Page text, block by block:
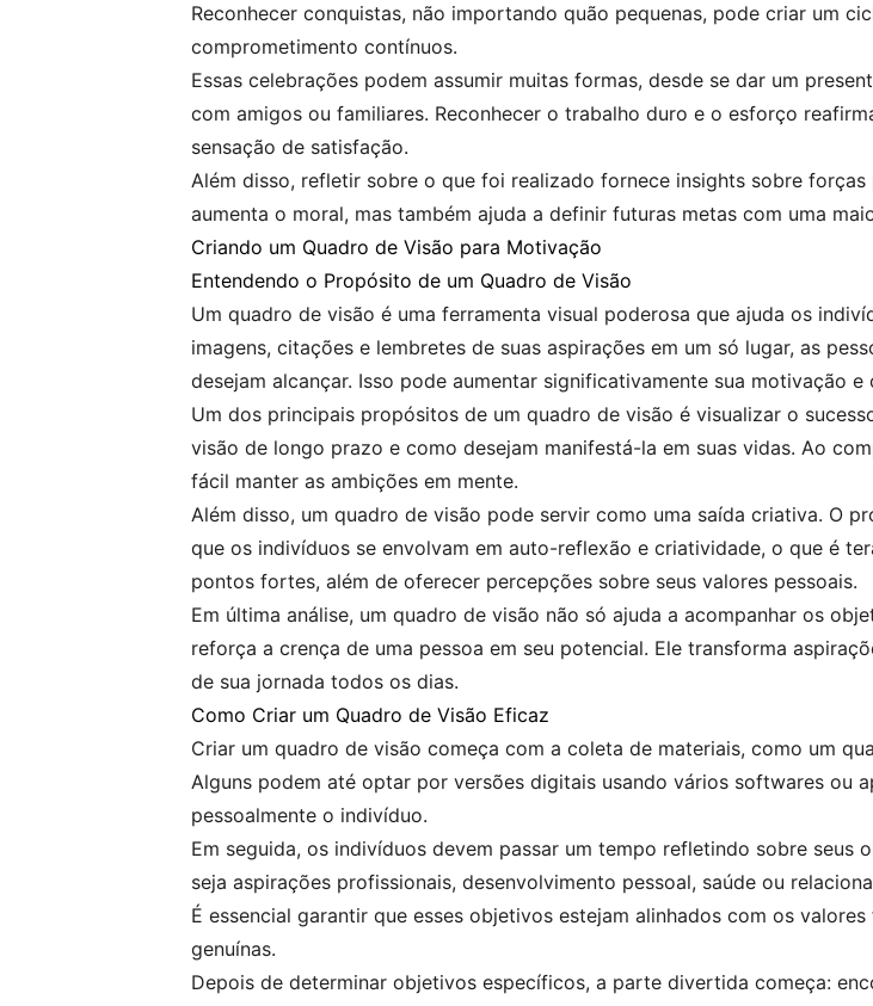
Reconhecer conquistas, não importando quão pequenas, pode criar um
comprometimento contínuos.
Essas celebrações podem assumir muitas formas, desde se dar um
com amigos ou familiares. Reconhecer o trabalho duro e o esforço
sensação de satisfação.
Além disso, refletir sobre o que foi realizado fornece insights sobre forças
aumenta o moral, mas também ajuda a definir futuras metas com uma
Criando um Quadro de Visão para Motivação
Entendendo o Propósito de um Quadro de Visão
Um quadro de visão é uma ferramenta visual poderosa que ajuda os
imagens, citações e lembretes de suas aspirações em um só lugar, as
desejam alcançar. Isso pode aumentar significativamente sua motivação
Um dos principais propósitos de um quadro de visão é visualizar o
visão de longo prazo e como desejam manifestá-la em suas vidas. Ao
fácil manter as ambições em mente.
Além disso, um quadro de visão pode servir como uma saída criativa. O
que os indivíduos se envolvam em auto-reflexão e criatividade, o que é
pontos fortes, além de oferecer percepções sobre seus valores pessoais.
Em última análise, um quadro de visão não só ajuda a acompanhar os
reforça a crença de uma pessoa em seu potencial. Ele transforma
de sua jornada todos os dias.
Como Criar um Quadro de Visão Eficaz
Criar um quadro de visão começa com a coleta de materiais, como um
Alguns podem até optar por versões digitais usando vários softwares ou
pessoalmente o indivíduo.
Em seguida, os indivíduos devem passar um tempo refletindo sobre
seja aspirações profissionais, desenvolvimento pessoal, saúde ou
É essencial garantir que esses objetivos estejam alinhados com os
genuínas.
Depois de determinar objetivos específicos, a parte divertida começa: